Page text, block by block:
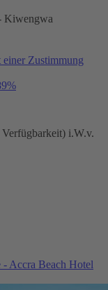
Kiwengwa
Zustimmung
i.W.v.
Accra Beach Hotel